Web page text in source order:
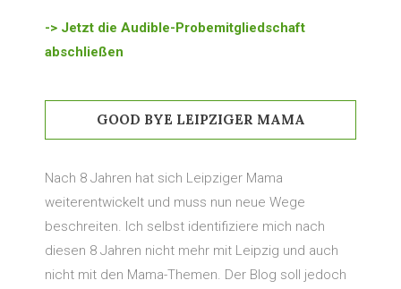
-> Jetzt die Audible-Probemitgliedschaft
abschließen
GOOD BYE LEIPZIGER MAMA
Nach 8 Jahren hat sich Leipziger Mama
weiterentwickelt und muss nun neue Wege
beschreiten. Ich selbst identifiziere mich nach
diesen 8 Jahren nicht mehr mit Leipzig und auch
nicht mit den Mama-Themen. Der Blog soll jedoch